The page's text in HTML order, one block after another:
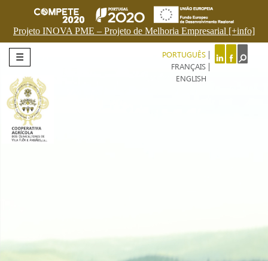
Projeto INOVA PME – Projeto de Melhoria Empresarial [+info]
PORTUGUÊS
FRANÇAIS
ENGLISH
☰